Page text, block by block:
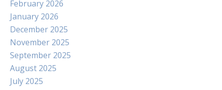
February 2026
January 2026
December 2025
November 2025
September 2025
August 2025
July 2025